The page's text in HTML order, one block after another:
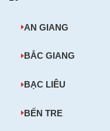
AN GIANG
BẮC GIANG
BẠC LIÊU
BẾN TRE